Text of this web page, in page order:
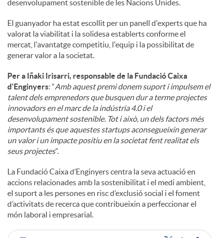
desenvolupament sostenible de les Nacions Unides.
El guanyador ha estat escollit per un panell d'experts que ha
valorat la viabilitat i la solidesa establerts conforme el
mercat, l'avantatge competitiu, l'equip i la possibilitat de
generar valor a la societat.
Per a Iñaki Irisarri, responsable de la Fundació Caixa
d'Enginyers: “Amb aquest premi donem suport i impulsem el
talent dels emprenedors que busquen dur a terme projectes
innovadors en el marc de la indústria 4.0 i el
desenvolupament sostenible. Tot i això, un dels factors més
importants és que aquestes startups aconsegueixin generar
un valor i un impacte positiu en la societat fent realitat els
seus projectes”.
La Fundació Caixa d’Enginyers centra la seva actuació en
accions relacionades amb la sostenibilitat i el medi ambient,
el suport a les persones en risc d’exclusió social i el foment
d’activitats de recerca que contribueixin a perfeccionar el
món laboral i empresarial.